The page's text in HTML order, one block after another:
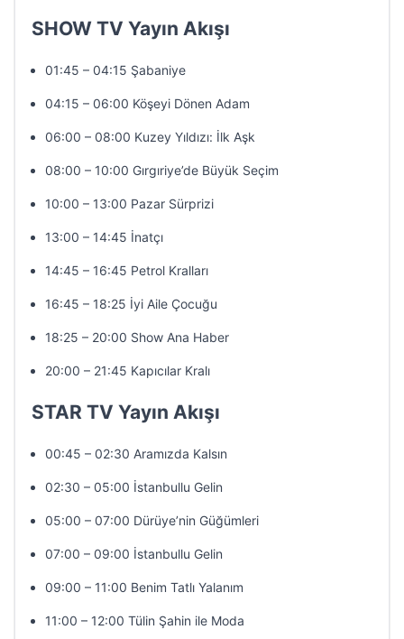
SHOW TV Yayın Akışı
01:45 – 04:15 Şabaniye
04:15 – 06:00 Köşeyi Dönen Adam
06:00 – 08:00 Kuzey Yıldızı: İlk Aşk
08:00 – 10:00 Gırgıriye’de Büyük Seçim
10:00 – 13:00 Pazar Sürprizi
13:00 – 14:45 İnatçı
14:45 – 16:45 Petrol Kralları
16:45 – 18:25 İyi Aile Çocuğu
18:25 – 20:00 Show Ana Haber
20:00 – 21:45 Kapıcılar Kralı
STAR TV Yayın Akışı
00:45 – 02:30 Aramızda Kalsın
02:30 – 05:00 İstanbullu Gelin
05:00 – 07:00 Dürüye’nin Güğümleri
07:00 – 09:00 İstanbullu Gelin
09:00 – 11:00 Benim Tatlı Yalanım
11:00 – 12:00 Tülin Şahin ile Moda